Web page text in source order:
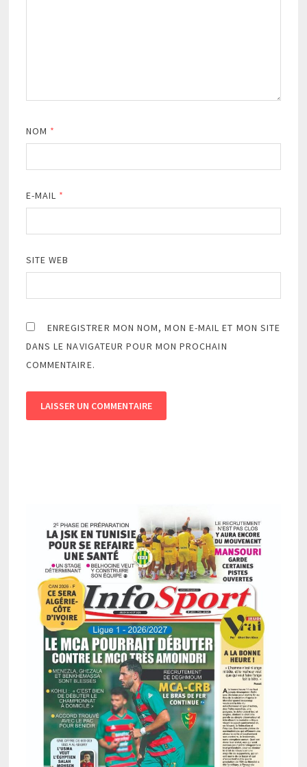
NOM *
E-MAIL *
SITE WEB
ENREGISTRER MON NOM, MON E-MAIL ET MON SITE
DANS LE NAVIGATEUR POUR MON PROCHAIN
COMMENTAIRE.